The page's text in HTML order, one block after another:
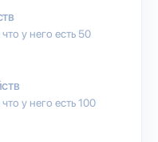
у него есть 50
у него есть 100